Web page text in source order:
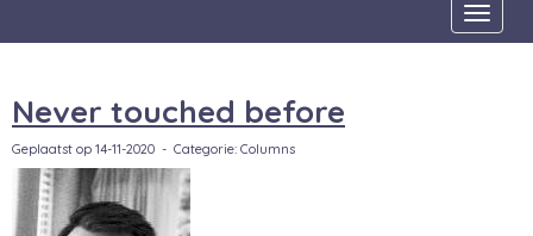
Never touched before
Geplaatst op 14-11-2020 - Categorie: Columns